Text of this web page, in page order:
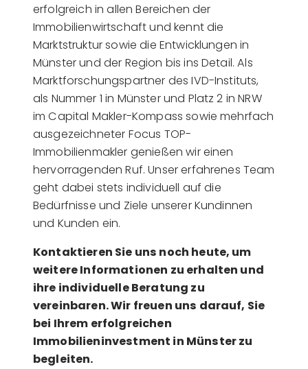
erfolgreich in allen Bereichen der
Immobilienwirtschaft und kennt die
Marktstruktur sowie die Entwicklungen in
Münster und der Region bis ins Detail. Als
Marktforschungspartner des IVD-Instituts,
als Nummer 1 in Münster und Platz 2 in NRW
im Capital Makler-Kompass sowie mehrfach
ausgezeichneter Focus TOP-
Immobilienmakler genießen wir einen
hervorragenden Ruf. Unser erfahrenes Team
geht dabei stets individuell auf die
Bedürfnisse und Ziele unserer Kundinnen
und Kunden ein.
Kontaktieren Sie uns noch heute, um
weitere Informationen zu erhalten und
ihre individuelle Beratung zu
vereinbaren. Wir freuen uns darauf, Sie
bei Ihrem erfolgreichen
Immobilieninvestment in Münster zu
begleiten.